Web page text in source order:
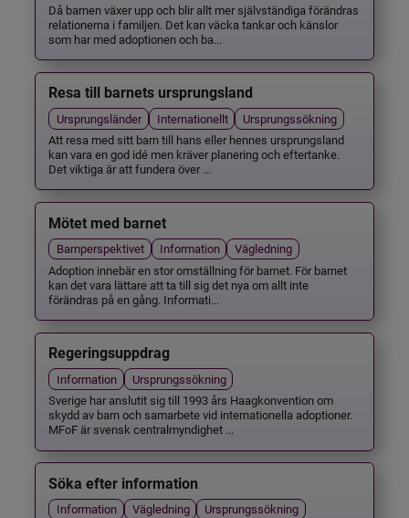
Då barnen växer upp och blir allt mer självständiga förändras
relationerna i familjen. Det kan väcka tankar och känslor
som har med adoptionen och ba...
Resa till barnets ursprungsland
Ursprungsländer Internationellt
Ursprungssökning
Att resa med sitt barn till hans eller hennes ursprungsland
kan vara en god idé men kräver planering och eftertanke.
Det viktiga är att fundera över ...
Mötet med barnet
Barnperspektivet Information
Vägledning
Adoption innebär en stor omställning för barnet. För barnet
kan det vara lättare att ta till sig det nya om allt inte
förändras på en gång. Informati...
Regeringsuppdrag
Information
Ursprungssökning
Sverige har anslutit sig till 1993 års Haagkonvention om
skydd av barn och samarbete vid internationella adoptioner.
MFoF är svensk centralmyndighet ...
Söka efter information
Information Vägledning
Ursprungssökning